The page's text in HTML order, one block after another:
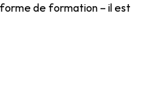
de formation – il est